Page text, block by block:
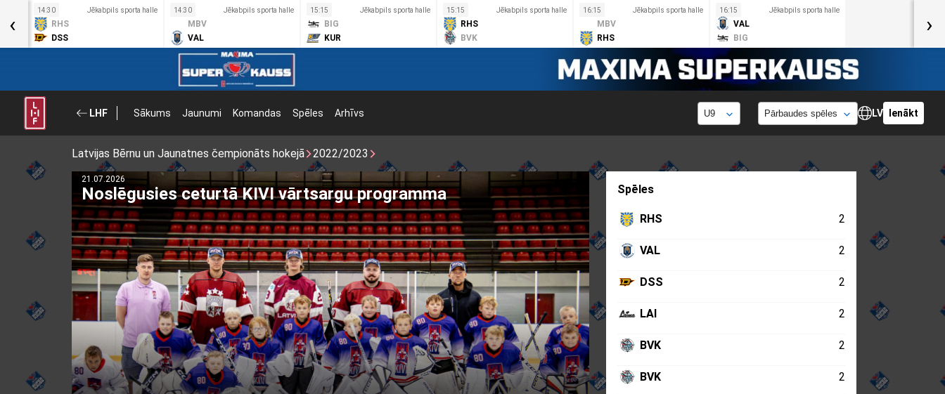
14:30 Jēkabpils sporta halle
RHS
DSS
14:30 Jēkabpils sporta halle
MBV
VAL
15:15 Jēkabpils sporta halle
BIG
KUR
15:15 Jēkabpils sporta halle
RHS
BVK
16:15 Jēkabpils sporta halle
MBV
RHS
16:15 Jēkabpils sporta halle
VAL
BIG
‹ ›
LHF Sākums Jaunumi Komandas Spēles Arhīvs LV Ienākt
Latvijas Bērnu un Jaunatnes čempionāts hokejā 2022/2023
21.07.2026
Noslēgusies ceturtā KIVI vārtsargu programma Spēles
RHS 2
VAL 2
DSS 2
LAI 2
BVK 2
BVK 2